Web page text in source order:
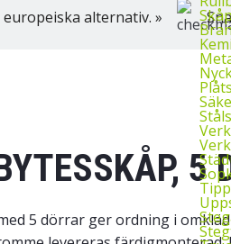
Skåp
alternativ. »
5
5 dörrar ger ordning i